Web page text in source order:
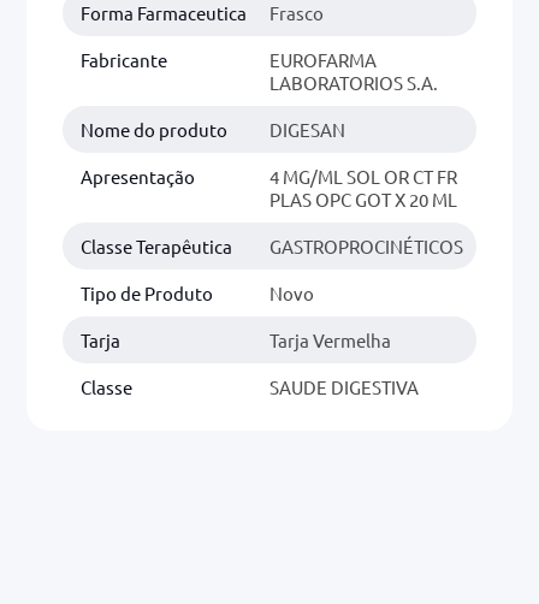
Forma Farmaceutica Frasco
Fabricante
EUROFARMA
LABORATORIOS S.A.
Nome do produto DIGESAN
Apresentação
4 MG/ML SOL OR CT FR
PLAS OPC GOT X 20 ML
Classe Terapêutica GASTROPROCINÉTICOS
Tipo de Produto Novo
Tarja Tarja Vermelha
Classe SAUDE DIGESTIVA